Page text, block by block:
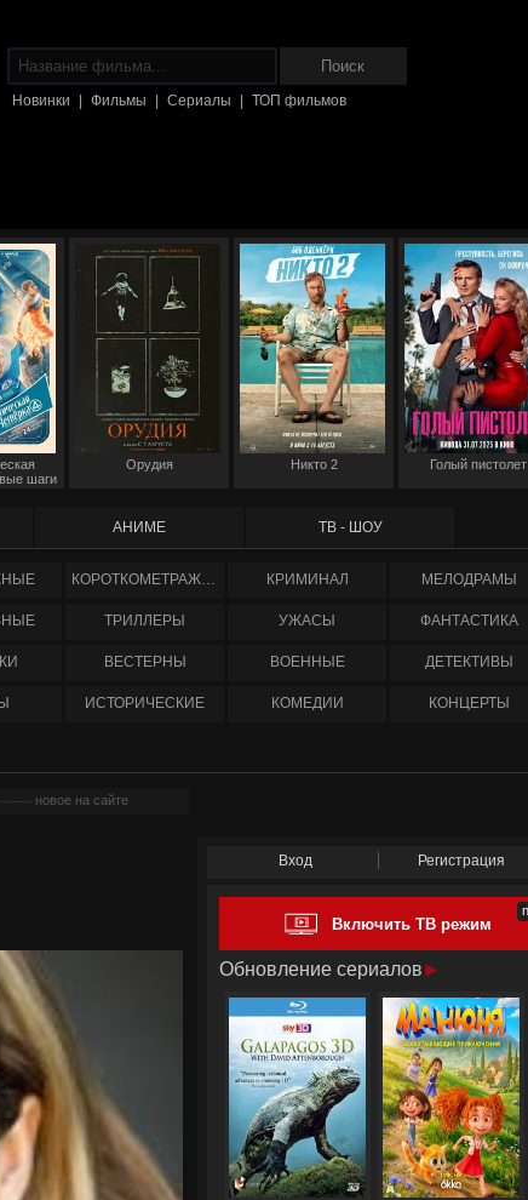
Новинки Фильмы Сериалы ТОП фильмов
шаги
Орудия Никто 2 Голый пистолет
АНИМЕ ТВ - ШОУ
КОРОТКОМЕТРАЖНЫЕ КРИМИНАЛ МЕЛОДРАМЫ
ТРИЛЛЕРЫ УЖАСЫ ФАНТАСТИКА
ВЕСТЕРНЫ ВОЕННЫЕ ДЕТЕКТИВЫ
ИСТОРИЧЕСКИЕ КОМЕДИИ КОНЦЕРТЫ
новое на сайте
Вход Регистрация
Включить ТВ режим
Обновление сериалов